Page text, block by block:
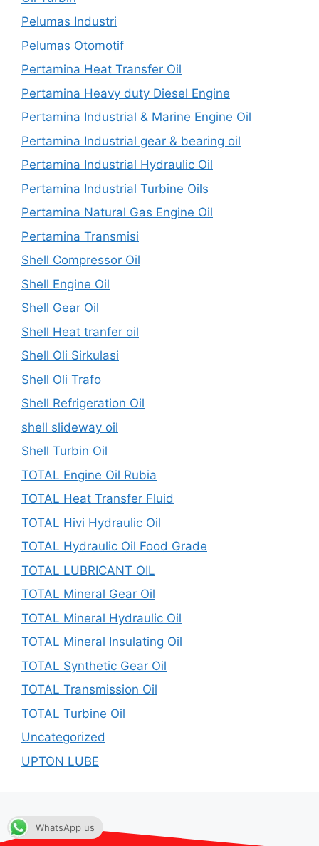
Pelumas Industri
Pelumas Otomotif
Pertamina Heat Transfer Oil
Pertamina Heavy duty Diesel Engine
Pertamina Industrial & Marine Engine Oil
Pertamina Industrial gear & bearing oil
Pertamina Industrial Hydraulic Oil
Pertamina Industrial Turbine Oils
Pertamina Natural Gas Engine Oil
Pertamina Transmisi
Shell Compressor Oil
Shell Engine Oil
Shell Gear Oil
Shell Heat tranfer oil
Shell Oli Sirkulasi
Shell Oli Trafo
Shell Refrigeration Oil
shell slideway oil
Shell Turbin Oil
TOTAL Engine Oil Rubia
TOTAL Heat Transfer Fluid
TOTAL Hivi Hydraulic Oil
TOTAL Hydraulic Oil Food Grade
TOTAL LUBRICANT OIL
TOTAL Mineral Gear Oil
TOTAL Mineral Hydraulic Oil
TOTAL Mineral Insulating Oil
TOTAL Synthetic Gear Oil
TOTAL Transmission Oil
TOTAL Turbine Oil
Uncategorized
UPTON LUBE
WhatsApp us